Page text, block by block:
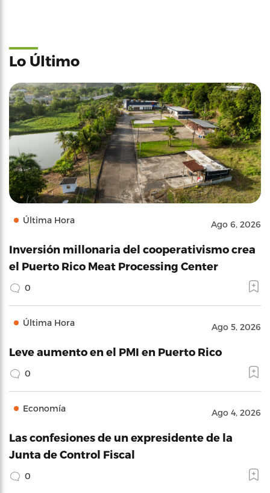
Lo Último
Última Hora Ago 6, 2026
Inversión millonaria del cooperativismo crea
el Puerto Rico Meat Processing Center
0
Última Hora Ago 5, 2026
Leve aumento en el PMI en Puerto Rico
0
Economía Ago 4, 2026
Las confesiones de un expresidente de la
Junta de Control Fiscal
0